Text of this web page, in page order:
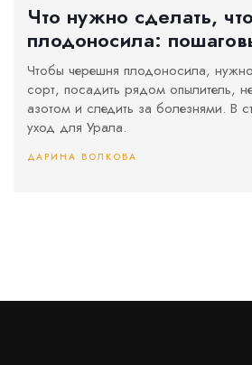
Что нужно сделать,
плодоносила:
садовода
Чтобы черешня плодоносила,
сорт, посадить рядом опылитель,
азотом и следить за болезнями. В
уход для Урала.
ДАРИНА ВОЛКОВА